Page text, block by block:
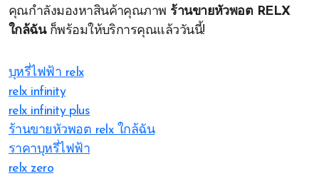
คุณกำลังมองหาสินค้าคุณภาพ ร้านขายหัวพอต RELX
ใกล้ฉันก็พร้อมให้บริการคุณแล้ววันนี้!
บุหรี่ไฟฟ้า relx
relx infinity
relx infinity plus
ร้านขายหัวพอต relx ใกล้ฉัน
ราคาบุหรี่ไฟฟ้า
relx zero